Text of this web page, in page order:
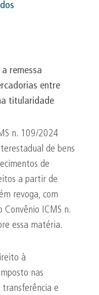
remessa
entre
titularidade
n. 109/2024
de bens
de
a partir de
revoga, com
ICMS n.
essa matéria.
à
nas
e